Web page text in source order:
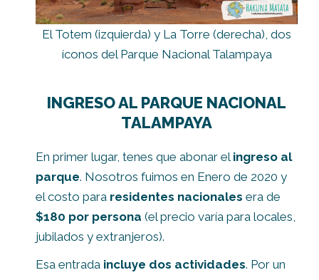
El Totem (izquierda) y La Torre (derecha), dos
íconos del Parque Nacional Talampaya
INGRESO AL PARQUE NACIONAL
TALAMPAYA
En primer lugar, tenes que abonar el ingreso al
parque. Nosotros fuimos en Enero de 2020 y
el costo para residentes nacionales era de
$180 por persona (el precio varía para locales,
jubilados y extranjeros).
Esa entrada incluye dos actividades. Por un